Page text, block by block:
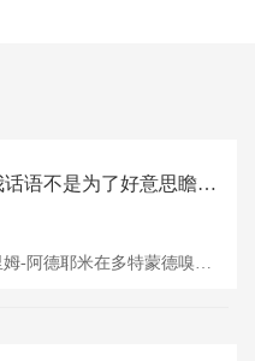
“有一件事对我来说很首要：我话语不是为了好意思瞻念体育赛事直播